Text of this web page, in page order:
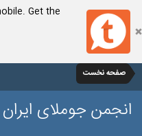
Get the
صفحه نخست
انجمن جوملای